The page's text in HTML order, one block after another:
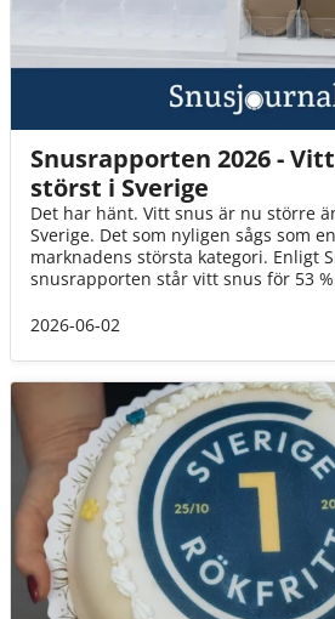
Snusrapporten 2026 -
störst i Sverige
Det har hänt. Vitt snus är nu större
Sverige. Det som nyligen sågs som
marknadens största kategori. Enligt
snusrapporten står vitt snus för 53
om framtiden för vitt snus? Ta del av
2026-06-02